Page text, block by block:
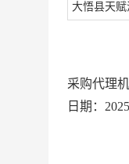
大悟县天赋
采购代理
日期： 2025